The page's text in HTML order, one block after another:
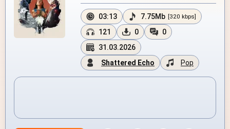
03:13 7.75Mb [320 kbps]
121 0
0
31.03.2026
Shattered Echo
Pop